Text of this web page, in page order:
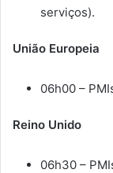
serviços).
União Europeia
06h00 –
Reino Unido
06h30 –